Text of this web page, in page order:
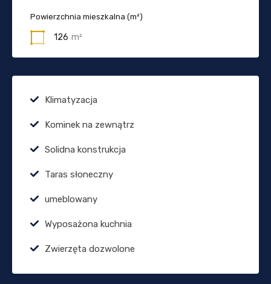
Powierzchnia mieszkalna (m²)
126 m²
Klimatyzacja
Kominek na zewnątrz
Solidna konstrukcja
Taras słoneczny
umeblowany
Wyposażona kuchnia
Zwierzęta dozwolone